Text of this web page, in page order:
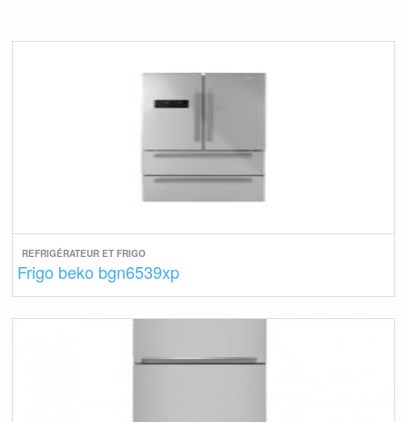
REFRIGÉRATEUR ET FRIGO
Frigo beko bgn6539xp